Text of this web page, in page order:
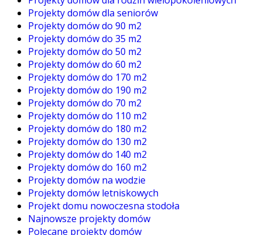
Projekty domów dla seniorów
Projekty domów do 90 m2
Projekty domów do 35 m2
Projekty domów do 50 m2
Projekty domów do 60 m2
Projekty domów do 170 m2
Projekty domów do 190 m2
Projekty domów do 70 m2
Projekty domów do 110 m2
Projekty domów do 180 m2
Projekty domów do 130 m2
Projekty domów do 140 m2
Projekty domów do 160 m2
Projekty domów na wodzie
Projekty domów letniskowych
Projekt domu nowoczesna stodoła
Najnowsze projekty domów
Polecane projekty domów